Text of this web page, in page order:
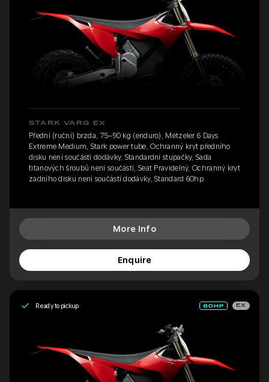
STARK VARG EX
Přední (ruční) brzda, 75–90 kg (enduro), Metzeler 6 Days
Extreme Medium, Stark power tube, Ochranný kryt předního
disku není součástí dodávky, Standardní stupačky, Sada
titanových šroubů není součástí, Seat Pravidelný, Ochranný kryt
zadního disku není součástí dodávky, Standard 60hp
More Info
Enquire
Ready to pickup EX